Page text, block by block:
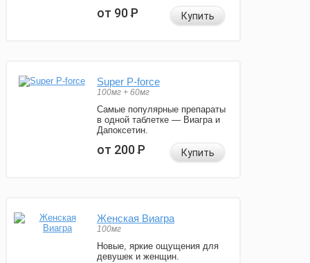
от 90Р Купить
Super P-force
100мг + 60мг
Самые популярные препараты
в одной таблетке — Виагра и
Дапоксетин.
от 200Р Купить
Женская Виагра
100мг
Новые, яркие ощущения для
девушек и женщин.